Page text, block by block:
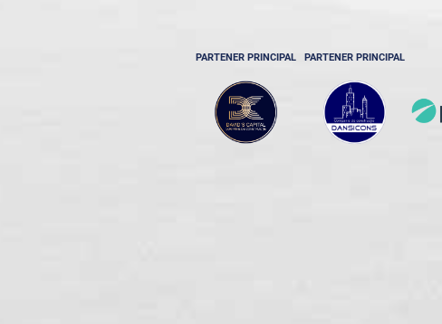
PARTENER PRINCIPAL PARTENER PRINCIPAL